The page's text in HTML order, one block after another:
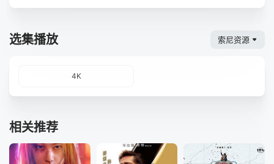
选集播放 索尼资源
4K
相关推荐